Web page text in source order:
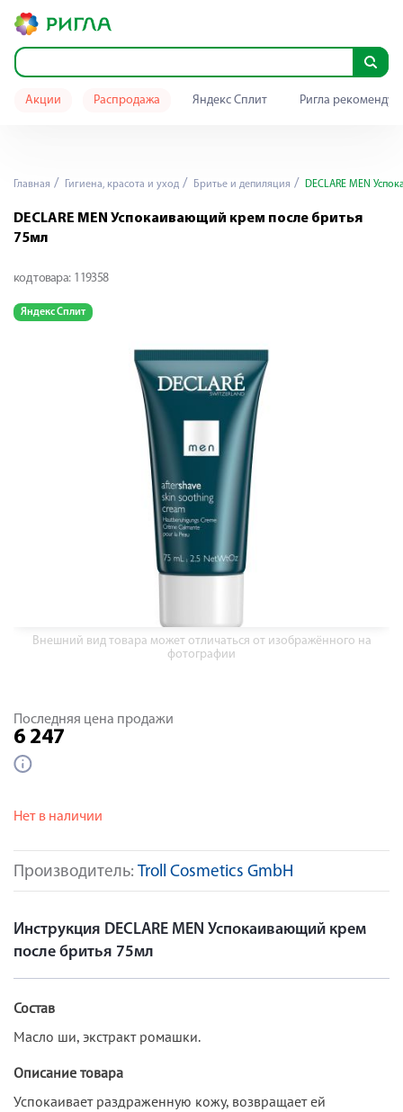
Акции Распродажа Яндекс Сплит Ригла
Главная Гигиена, красота и уход Бритье и депиляция DECLARE MEN
DECLARE MEN Успокаивающий крем после бритья
75мл
код товара: 119358
Яндекс Сплит
Внешний вид товара может отличаться от изображённого на
фотографии
Производитель: Troll Cosmetics GmbH
Последняя цена продажи
6 247
Нет в наличии
Инструкция DECLARE MEN Успокаивающий крем
после бритья 75мл
Состав
Масло ши, экстракт ромашки.
Описание товара
Успокаивает раздраженную кожу, возвращает ей